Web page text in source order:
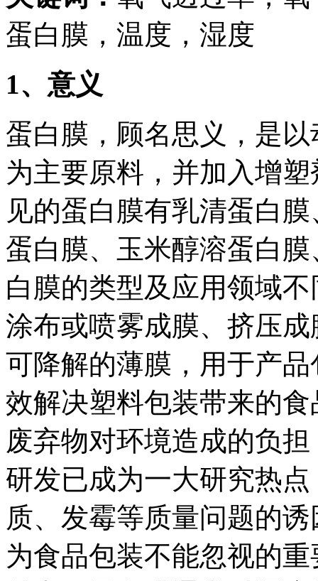
蛋白膜，温度，湿度
1、意义
蛋白膜，顾名思义，是
为主要原料，并加入增
见的蛋白膜有乳清蛋白
蛋白膜、玉米醇溶蛋白
白膜的类型及应用领域
涂布或喷雾成膜、挤压
可降解的薄膜，用于产
效解决塑料包装带来的
废弃物对环境造成的负
研发已成为一大研究热
质、发霉等质量问题的
为食品包装不能忽视的